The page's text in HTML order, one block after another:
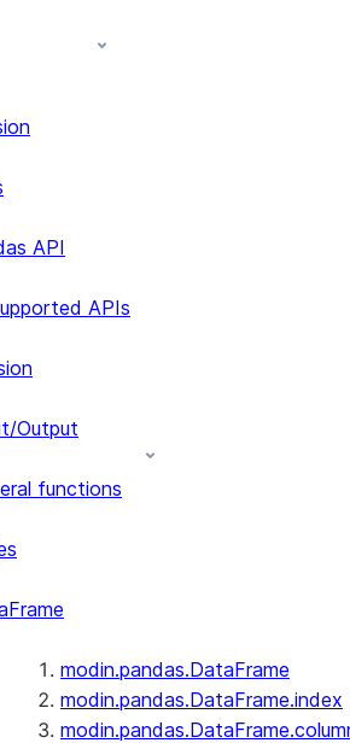
index at /llms.txt — fetch to
API
APIs
Output
functions
modin.pandas.DataFrame
modin.pandas.DataFrame.index